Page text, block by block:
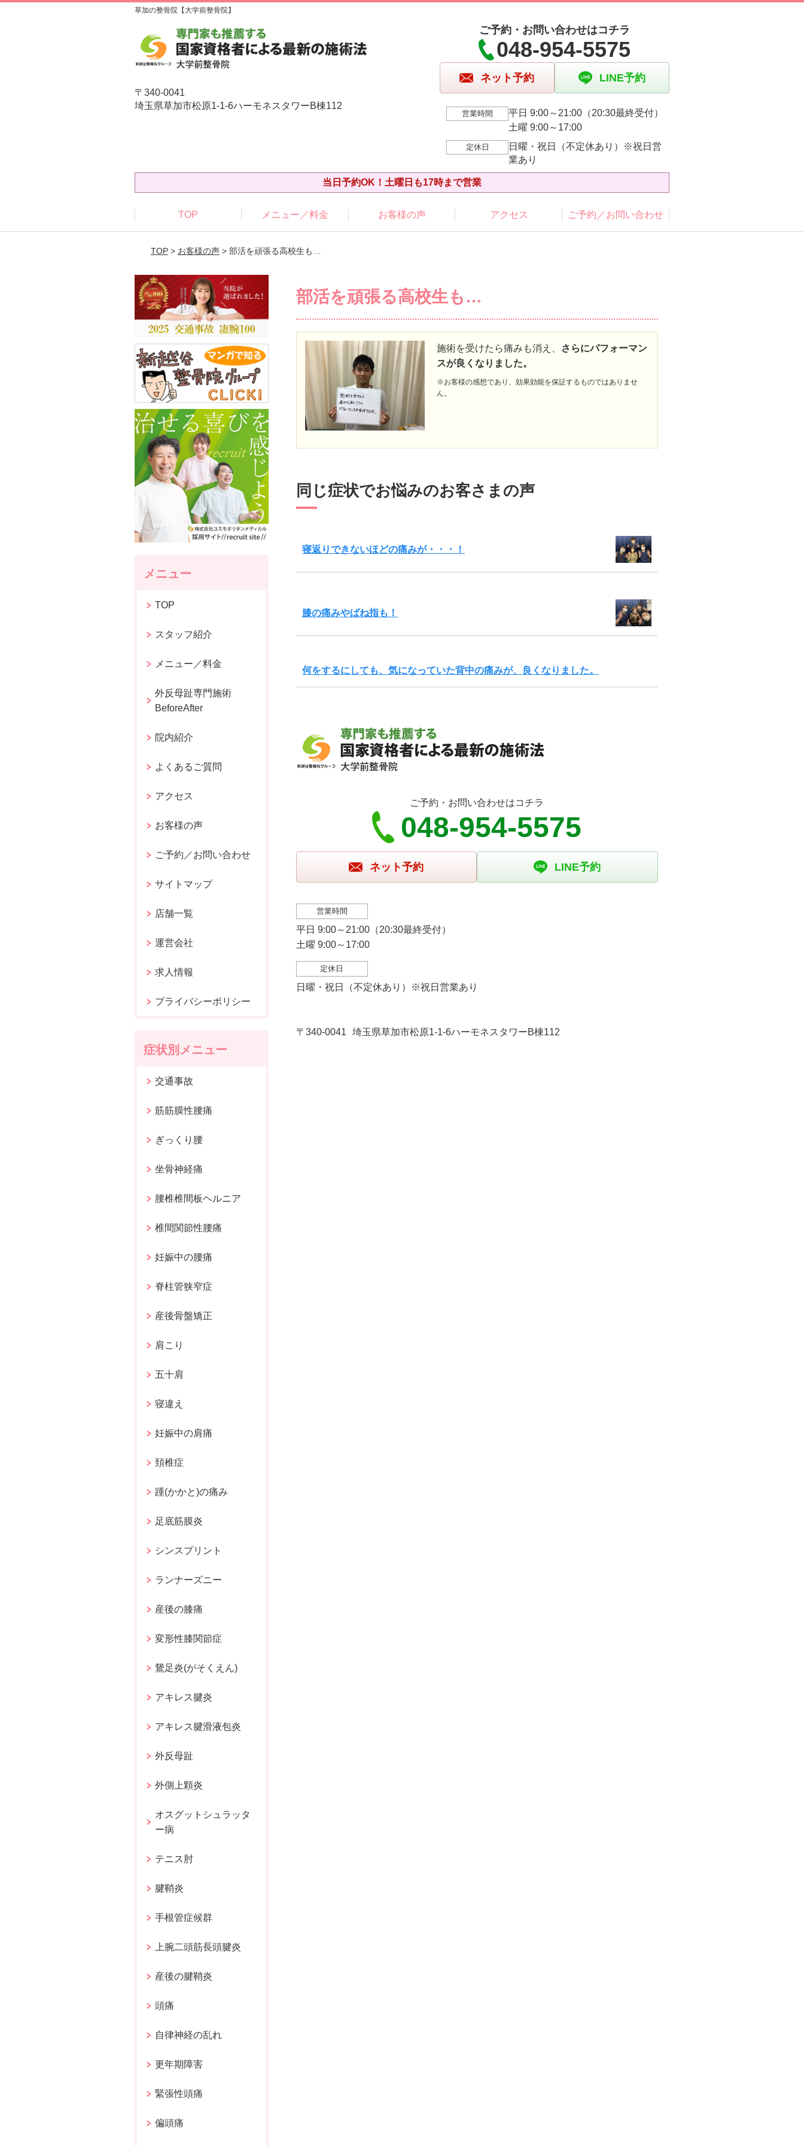
草加の整骨院【大学前整骨院】
〒340-0041
埼玉県草加市松原1-1-6ハーモネスタワーB棟112
ご予約・お問い合わせはコチラ
048-954-5575
ネット予約 LINE予約
営業時間
平日 9:00～21:00（20:30最終受付）
土曜 9:00～17:00
定休日
日曜・祝日（不定休あり）※祝日営
業あり
当日予約OK！土曜日も17時まで営業
TOP メニュー／料金 お客様の声 アクセス ご予約／お問い合わせ
TOP> お客様の声> 部活を頑張る高校生も…
部活を頑張る高校生も…
施術を受けたら痛みも消え、
さらにパフォーマン
スが良くなりました。
※お客様の感想であり、効果効能を保証するものではありませ
ん。
同じ症状でお悩みのお客さまの声
寝返りできないほどの痛みが・・・！
膝の痛みやばね指も！
何をするにしても、気になっていた背中の痛みが、良くなりました。
ご予約・お問い合わせはコチラ
048-954-5575
ネット予約 LINE予約
営業時間
平日 9:00～21:00（20:30最終受付）
土曜 9:00～17:00
定休日
日曜・祝日（不定休あり）※祝日営業あり
〒340-0041 埼玉県草加市松原1-1-6ハーモネスタワーB棟112
メニュー
TOP
スタッフ紹介
メニュー／料金
外反母趾専門施術
BeforeAfter
院内紹介
よくあるご質問
アクセス
お客様の声
ご予約／お問い合わせ
サイトマップ
店舗一覧
運営会社
求人情報
プライバシーポリシー
症状別メニュー
交通事故
筋筋膜性腰痛
ぎっくり腰
坐骨神経痛
腰椎椎間板ヘルニア
椎間関節性腰痛
妊娠中の腰痛
脊柱管狭窄症
産後骨盤矯正
肩こり
五十肩
寝違え
妊娠中の肩痛
頚椎症
踵(かかと)の痛み
足底筋膜炎
シンスプリント
ランナーズニー
産後の膝痛
変形性膝関節症
鵞足炎(がそくえん)
アキレス腱炎
アキレス腱滑液包炎
外反母趾
外側上顆炎
オスグットシュラッタ
ー病
テニス肘
腱鞘炎
手根管症候群
上腕二頭筋長頭腱炎
産後の腱鞘炎
頭痛
自律神経の乱れ
更年期障害
緊張性頭痛
偏頭痛